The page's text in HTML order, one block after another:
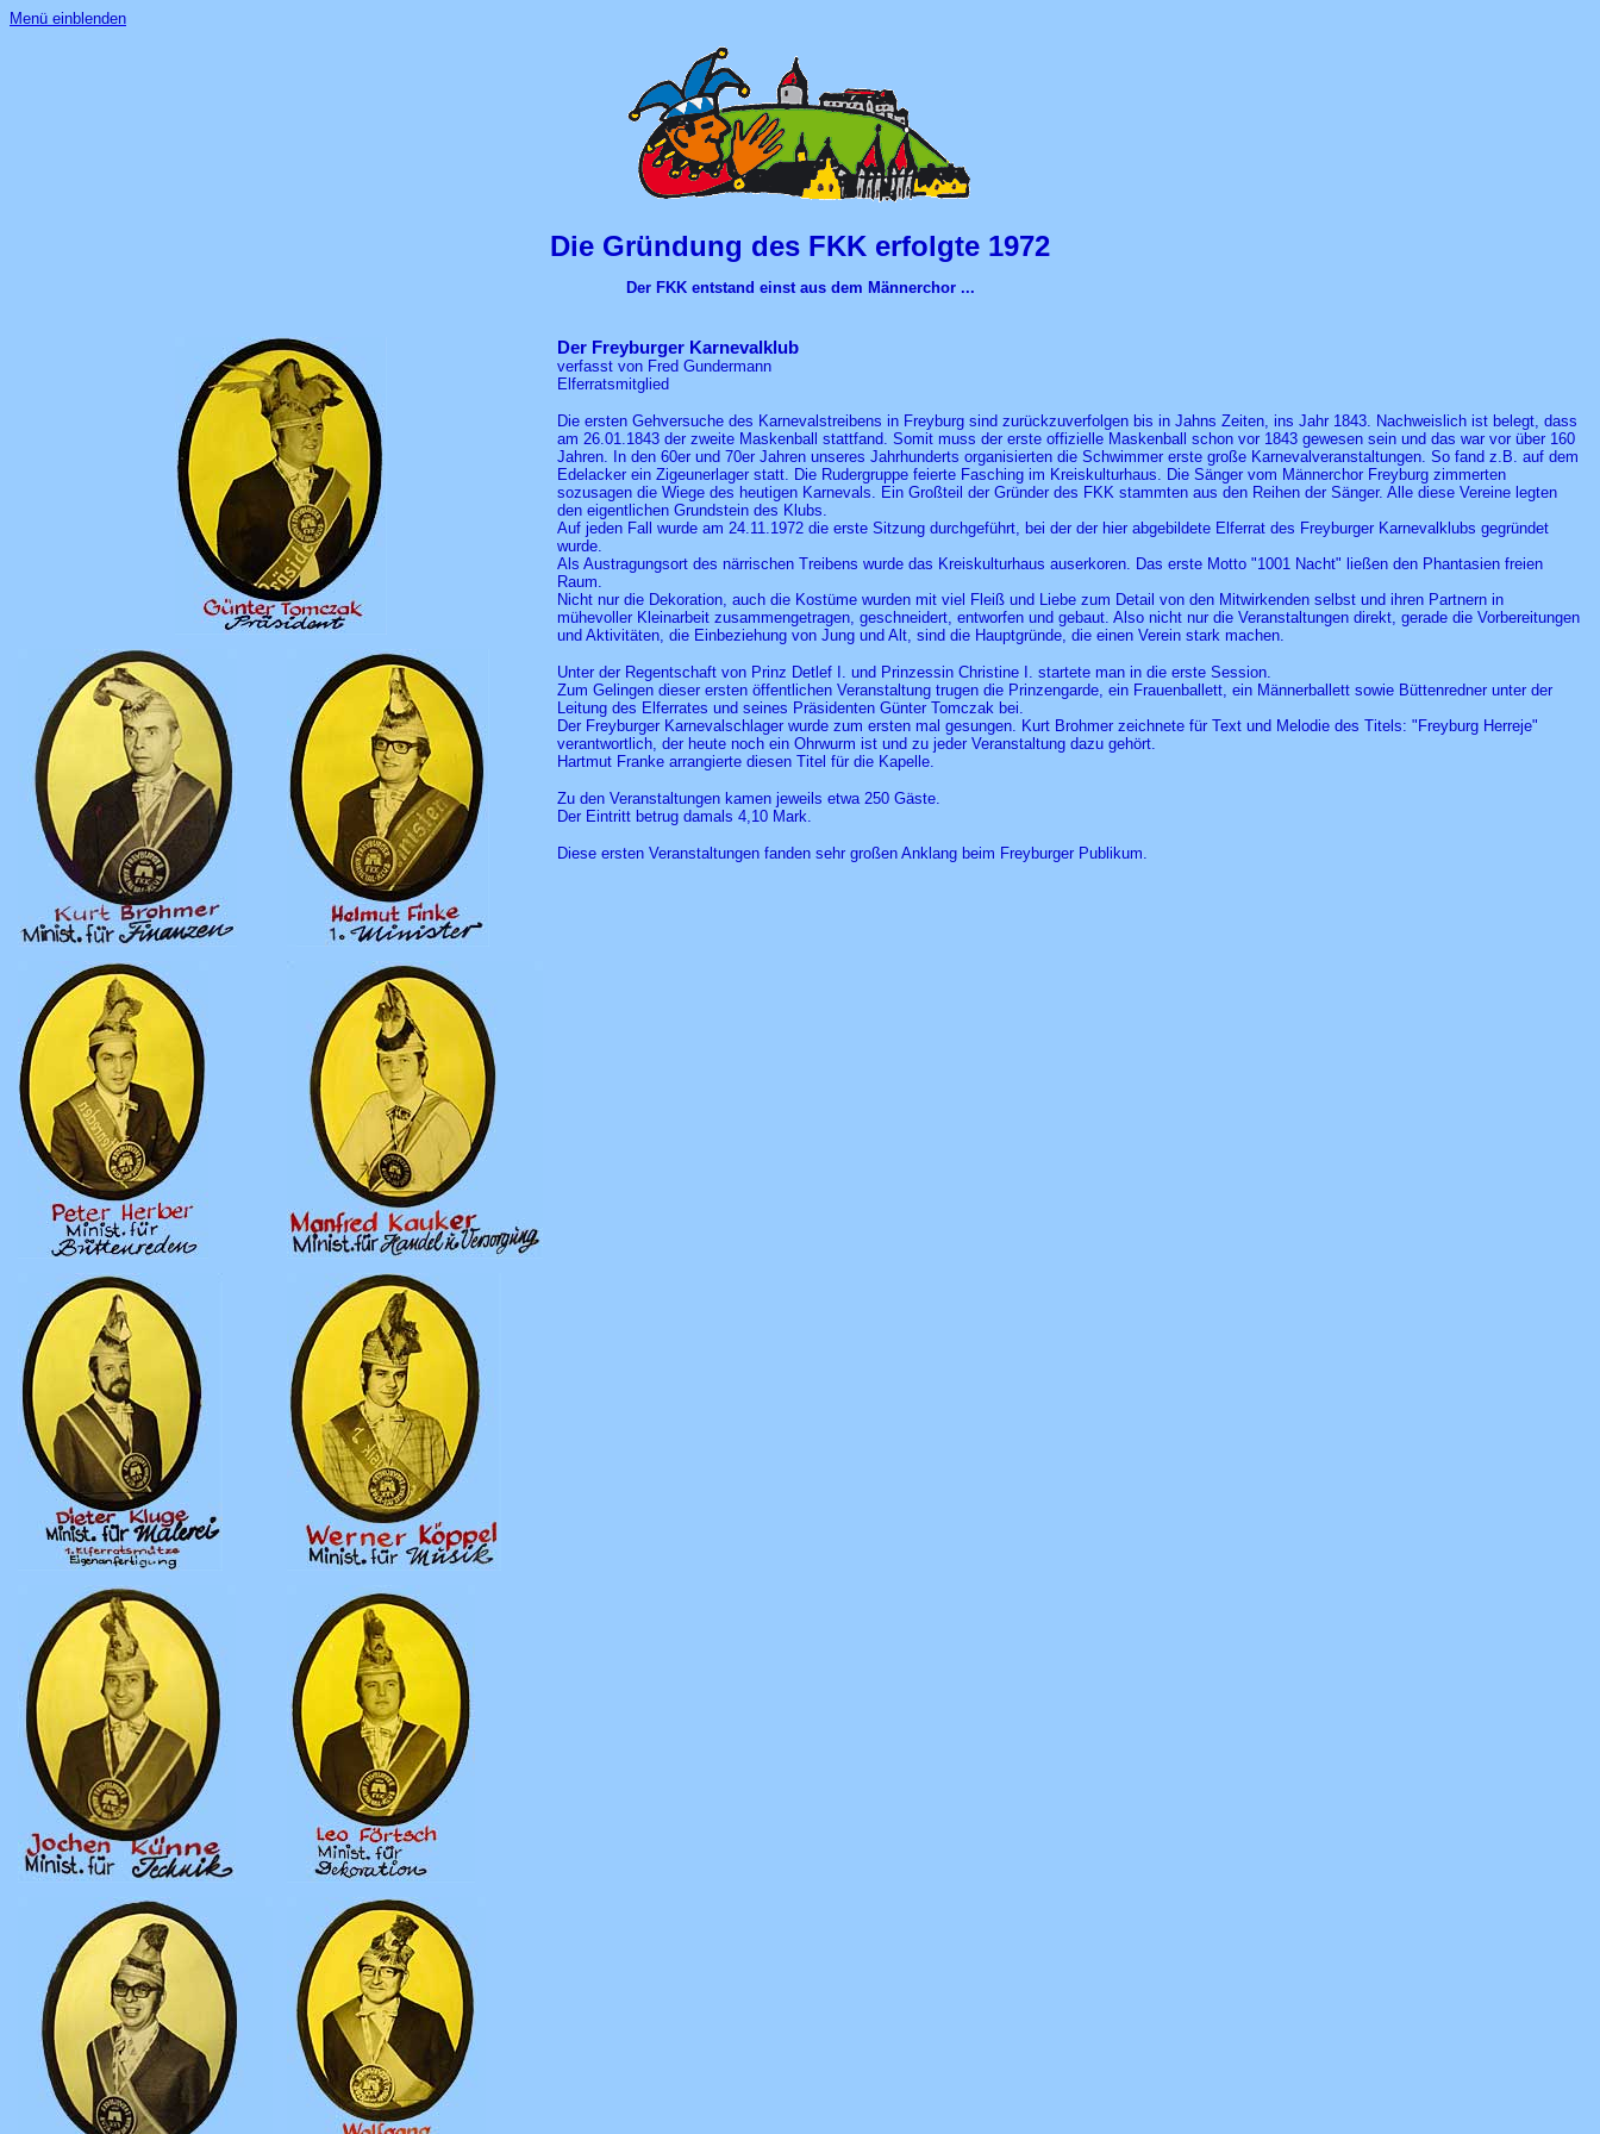
Menü einblenden
Die Gründung des FKK erfolgte 1972
Der FKK entstand einst aus dem Männerchor ...
Der Freyburger Karnevalklub
verfasst von Fred Gundermann
Elferratsmitglied
Die ersten Gehversuche des Karnevalstreibens in Freyburg sind zurückzuverfolgen bis in Jahns Zeiten, ins Jahr 1843. Nachweislich ist belegt, dass
am 26.01.1843 der zweite Maskenball stattfand. Somit muss der erste offizielle Maskenball schon vor 1843 gewesen sein und das war vor über 160
Jahren. In den 60er und 70er Jahren unseres Jahrhunderts organisierten die Schwimmer erste große Karnevalveranstaltungen. So fand z.B. auf dem
Edelacker ein Zigeunerlager statt. Die Rudergruppe feierte Fasching im Kreiskulturhaus. Die Sänger vom Männerchor Freyburg zimmerten
sozusagen die Wiege des heutigen Karnevals. Ein Großteil der Gründer des FKK stammten aus den Reihen der Sänger. Alle diese Vereine legten
den eigentlichen Grundstein des Klubs.
Auf jeden Fall wurde am 24.11.1972 die erste Sitzung durchgeführt, bei der der hier abgebildete Elferrat des Freyburger Karnevalklubs gegründet
wurde.
Als Austragungsort des närrischen Treibens wurde das Kreiskulturhaus auserkoren. Das erste Motto "1001 Nacht" ließen den Phantasien freien
Raum.
Nicht nur die Dekoration, auch die Kostüme wurden mit viel Fleiß und Liebe zum Detail von den Mitwirkenden selbst und ihren Partnern in
mühevoller Kleinarbeit zusammengetragen, geschneidert, entworfen und gebaut. Also nicht nur die Veranstaltungen direkt, gerade die Vorbereitungen
und Aktivitäten, die Einbeziehung von Jung und Alt, sind die Hauptgründe, die einen Verein stark machen.
Unter der Regentschaft von Prinz Detlef I. und Prinzessin Christine I. startete man in die erste Session.
Zum Gelingen dieser ersten öffentlichen Veranstaltung trugen die Prinzengarde, ein Frauenballett, ein Männerballett sowie Büttenredner unter der
Leitung des Elferrates und seines Präsidenten Günter Tomczak bei.
Der Freyburger Karnevalschlager wurde zum ersten mal gesungen. Kurt Brohmer zeichnete für Text und Melodie des Titels: "Freyburg Herreje"
verantwortlich, der heute noch ein Ohrwurm ist und zu jeder Veranstaltung dazu gehört.
Hartmut Franke arrangierte diesen Titel für die Kapelle.
Zu den Veranstaltungen kamen jeweils etwa 250 Gäste.
Der Eintritt betrug damals 4,10 Mark.
Diese ersten Veranstaltungen fanden sehr großen Anklang beim Freyburger Publikum.